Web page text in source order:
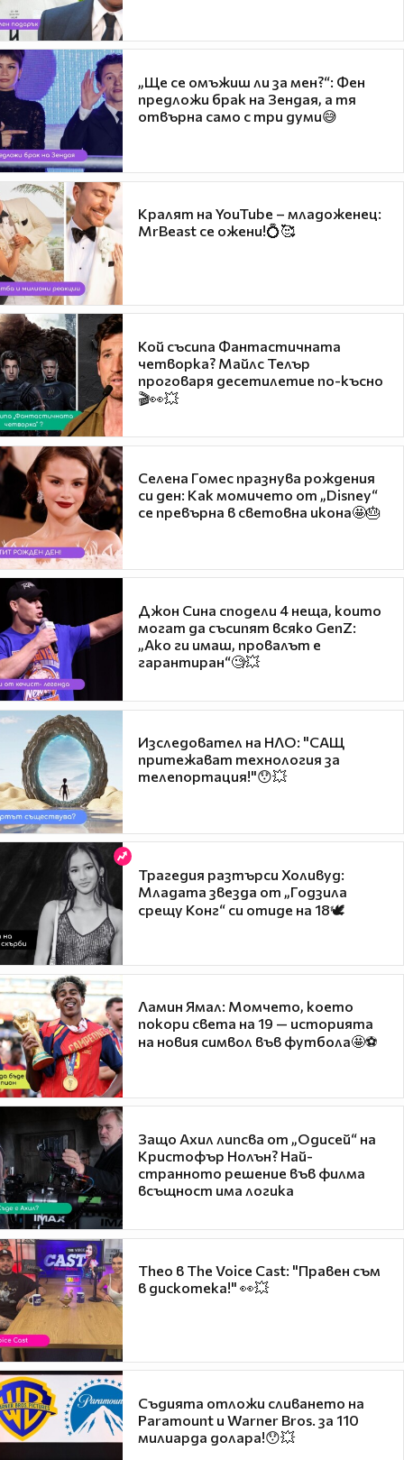
„Ще се омъжиш ли за мен?“: Фен
предложи брак на Зендая, а тя
отвърна само с три думи😅
Кралят на YouTube – младоженец:
MrBeast се ожени!💍🥰
Кой съсипа Фантастичната
четворка? Майлс Телър
проговаря десетилетие по-късно
🎬👀💥
Селена Гомес празнува рождения
си ден: Как момичето от „Disney“
се превърна в световна икона🤩🎂
Джон Сина сподели 4 неща, които
могат да съсипят всяко GenZ:
„Ако ги имаш, провалът е
гарантиран“🧐💥
Изследовател на НЛО: "САЩ
притежават технология за
телепортация!"😯💥
Трагедия разтърси Холивуд:
Младата звезда от „Годзила
срещу Конг“ си отиде на 18🕊️
Ламин Ямал: Момчето, което
покори света на 19 — историята
на новия символ във футбола🤩⚽
Защо Ахил липсва от „Одисей“ на
Кристофър Нолън? Най-
странното решение във филма
всъщност има логика
Theo в The Voice Cast: "Правен съм
в дискотека!" 👀💥
Съдията отложи сливането на
Paramount и Warner Bros. за 110
милиарда долара!😯💥